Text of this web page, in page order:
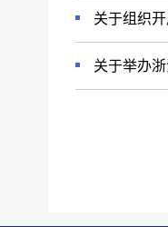
关于组织
关于举办